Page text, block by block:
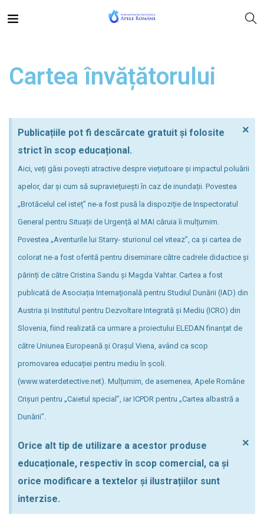
Cartea învățătorului
Publicațiile pot fi descărcate gratuit și folosite
strict în scop educațional.
Aici, veți găsi povești atractive despre viețuitoare și impactul poluării
apelor, dar și cum să supraviețuiești în caz de inundații. Povestea
„Brotăcelul cel isteț” ne-a fost pusă la dispoziție de Inspectoratul
General pentru Situații de Urgență al MAI căruia îi mulțumim.
Povestea „Aventurile lui Starry- sturionul cel viteaz”, ca și cartea de
colorat ne-a fost oferită pentru diseminare către cadrele didactice și
părinți de către Cristina Sandu și Magda Vahtar. Cartea a fost
publicată de Asociația Internaţională pentru Studiul Dunării (IAD) din
Austria și Institutul pentru Dezvoltare Integrată și Mediu (ICRO) din
Slovenia, fiind realizată ca urmare a proiectului ELEDAN finanțat de
către Uniunea Europeană și Orașul Viena, având ca scop
promovarea educației pentru mediu în școli.
(www.waterdetective.net). Mulțumim, de asemenea, Apele Române
Crișuri pentru „Caietul special”, iar ICPDR pentru „Cartea albastră a
Dunării”.
×
Orice alt tip de utilizare a acestor produse
educaționale, respectiv în scop comercial, ca și
orice modificare a textelor și ilustrațiilor sunt
interzise.
×